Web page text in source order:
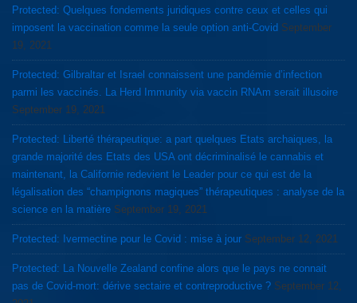
Protected: Quelques fondements juridiques contre ceux et celles qui
imposent la vaccination comme la seule option anti-Covid September
19, 2021
Protected: Gilbraltar et Israel connaissent une pandémie d’infection
parmi les vaccinés. La Herd Immunity via vaccin RNAm serait illusoire
September 19, 2021
Protected: Liberté thérapeutique: a part quelques Etats archaiques, la
grande majorité des Etats des USA ont décriminalisé le cannabis et
maintenant, la Californie redevient le Leader pour ce qui est de la
légalisation des “champignons magiques” thérapeutiques : analyse de la
science en la matière September 19, 2021
Protected: Ivermectine pour le Covid : mise à jour September 12, 2021
Protected: La Nouvelle Zealand confine alors que le pays ne connait
pas de Covid-mort: dérive sectaire et contreproductive ? September 12,